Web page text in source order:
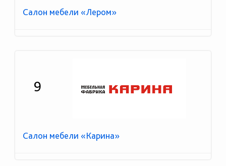
Салон мебели «Лером»
9
Салон мебели «Карина»